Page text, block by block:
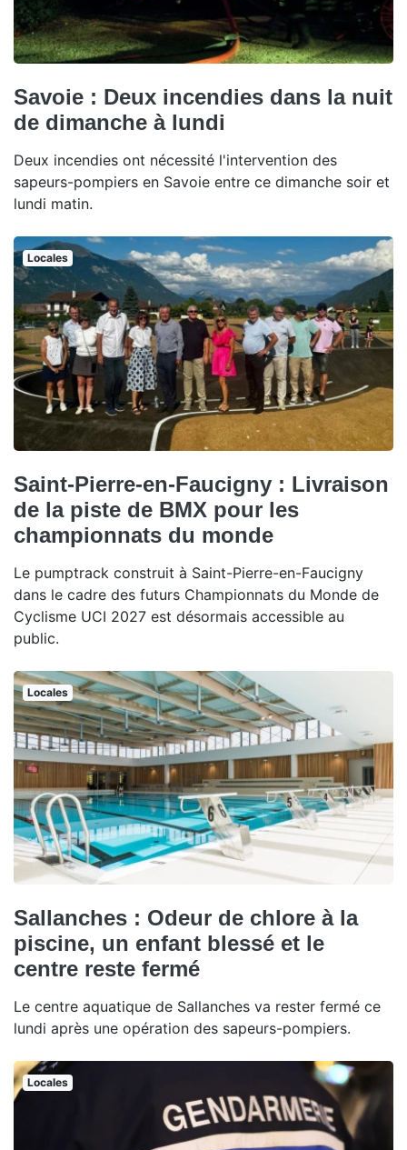
Savoie : Deux incendies dans la nuit
de dimanche à lundi
Deux incendies ont nécessité l'intervention des
sapeurs-pompiers en Savoie entre ce dimanche soir et
lundi matin.
Locales
Saint-Pierre-en-Faucigny : Livraison
de la piste de BMX pour les
championnats du monde
Le pumptrack construit à Saint-Pierre-en-Faucigny
dans le cadre des futurs Championnats du Monde de
Cyclisme UCI 2027 est désormais accessible au
public.
Locales
Sallanches : Odeur de chlore à la
piscine, un enfant blessé et le
centre reste fermé
Le centre aquatique de Sallanches va rester fermé ce
lundi après une opération des sapeurs-pompiers.
Locales